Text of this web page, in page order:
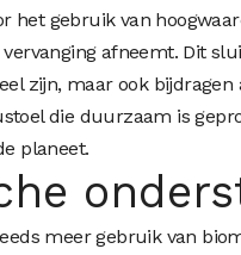
het gebruik van
afneemt. Dit
zijn, maar ook
die duurzaam is
planeet.
meer gebruik van